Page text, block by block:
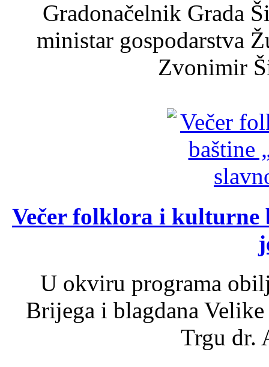
Gradonačelnik Grada
ministar gospodarstva
Zvonimir
Večer folklora i kulturne
U okviru programa
Brijega i blagdana
Trgu dr.